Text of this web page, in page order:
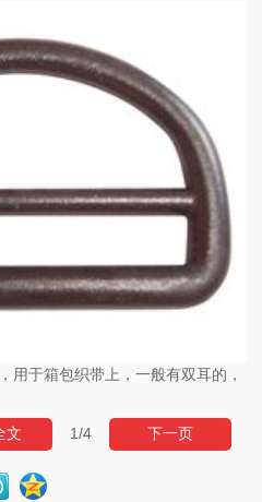
用于箱包织带上，一般有双耳的，
文 1/4 下一页